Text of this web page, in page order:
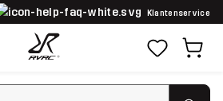
Klantenservice